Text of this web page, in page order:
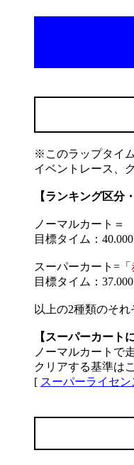
※このラップタイ
イベントレース、
【ランキング区分
ノーマルカート＝
目標タイム：
スーパーカート=「
目標タイム：
以上の2種類のそ
【スーパーカート
ノーマルカートで
クリアする基準は
[ スーパーライセ